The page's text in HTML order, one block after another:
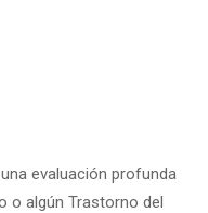
evaluación profunda
o algún Trastorno del